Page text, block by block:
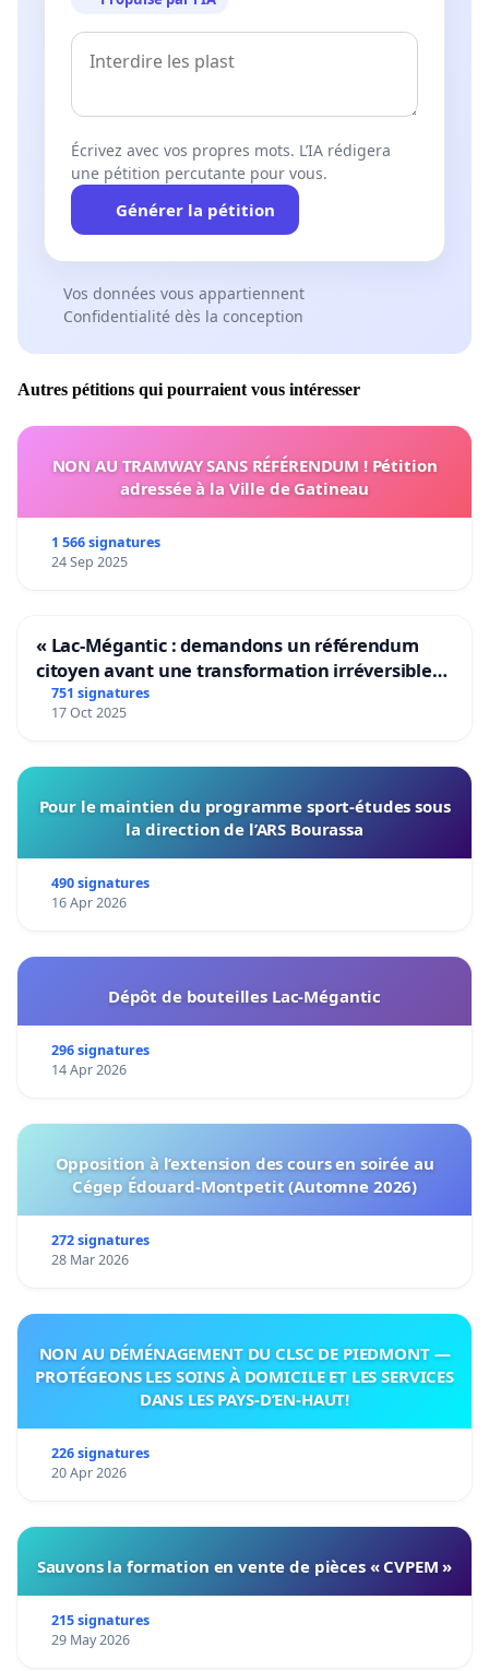
Écrivez avec vos propres mots. L’IA rédigera
une pétition percutante pour vous.
Générer la pétition
Vos données vous appartiennent
Confidentialité dès la conception
Autres pétitions qui pourraient vous intéresser
NON AU TRAMWAY SANS RÉFÉRENDUM ! Pétition
adressée à la Ville de Gatineau
1 566 signatures
24 Sep 2025
« Lac-Mégantic : demandons un référendum
citoyen avant une transformation irréversible
de notre territoire »
751 signatures
17 Oct 2025
Pour le maintien du programme sport-études sous
la direction de l’ARS Bourassa
490 signatures
16 Apr 2026
Dépôt de bouteilles Lac-Mégantic
296 signatures
14 Apr 2026
Opposition à l’extension des cours en soirée au
Cégep Édouard-Montpetit (Automne 2026)
272 signatures
28 Mar 2026
NON AU DÉMÉNAGEMENT DU CLSC DE PIEDMONT —
PROTÉGEONS LES SOINS À DOMICILE ET LES SERVICES
DANS LES PAYS-D’EN-HAUT!
226 signatures
20 Apr 2026
Sauvons la formation en vente de pièces « CVPEM »
215 signatures
29 May 2026